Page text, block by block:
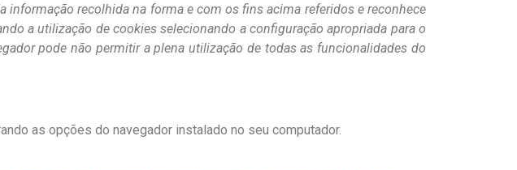
informação recolhida na forma e com os fins acima referidos e reconhece
a utilização de cookies selecionando a configuração apropriada para o
pode não permitir a plena utilização de todas as funcionalidades do
as opções do navegador instalado no seu computador.